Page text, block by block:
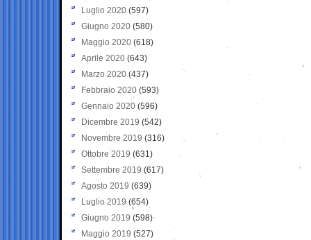
Luglio 2020 (597)
Giugno 2020 (580)
Maggio 2020 (618)
Aprile 2020 (643)
Marzo 2020 (437)
Febbraio 2020 (593)
Gennaio 2020 (596)
Dicembre 2019 (542)
Novembre 2019 (316)
Ottobre 2019 (631)
Settembre 2019 (617)
Agosto 2019 (639)
Luglio 2019 (654)
Giugno 2019 (598)
Maggio 2019 (527)